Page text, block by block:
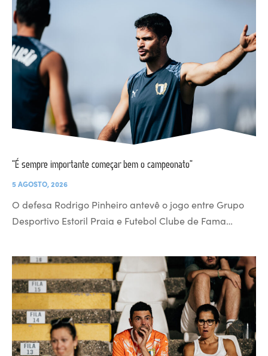
“É sempre importante começar bem o campeonato”
5 AGOSTO, 2026
O defesa Rodrigo Pinheiro antevê o jogo entre Grupo
Desportivo Estoril Praia e Futebol Clube de Fama…